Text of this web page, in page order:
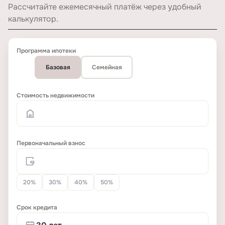
Рассчитайте ежемесячный платёж через удобный
калькулятор.
Программа ипотеки
Базовая Семейная
Стоимость недвижимости
Первоначальный взнос
20% 30% 40% 50%
Срок кредита